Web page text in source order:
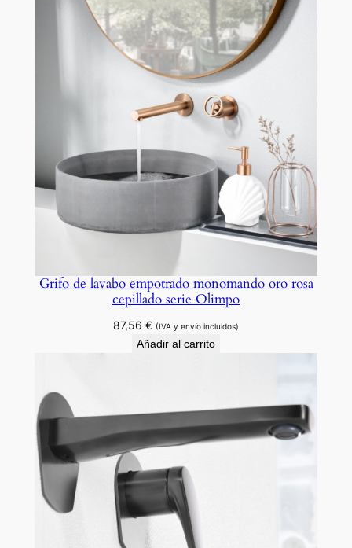
Grifo de lavabo empotrado monomando oro rosa
cepillado serie Olimpo
87,56 € (IVA y envío incluidos)
Añadir al carrito